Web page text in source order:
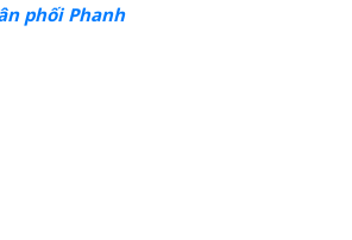
phối Phanh